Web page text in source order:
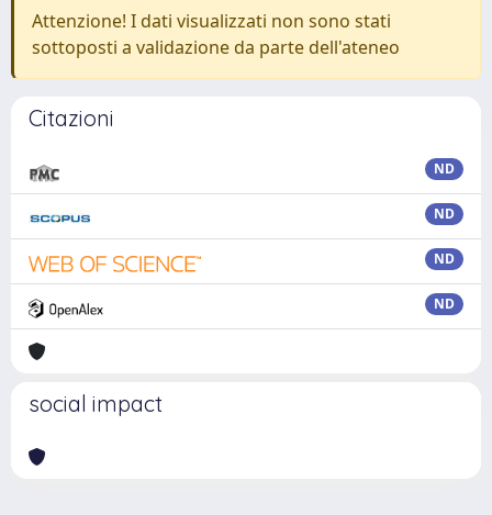
Attenzione! I dati visualizzati non sono stati
sottoposti a validazione da parte dell'ateneo
Citazioni
ND
ND
ND
ND
social impact